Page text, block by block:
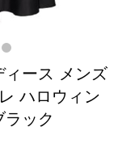
ィース メンズ
ハロウィン
ック